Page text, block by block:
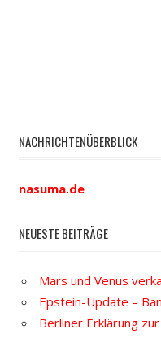
NACHRICHTENÜBERBLICK
nasuma.de
NEUESTE BEITRÄGE
Mars und Venus
Epstein-Update –
Berliner Erklärung